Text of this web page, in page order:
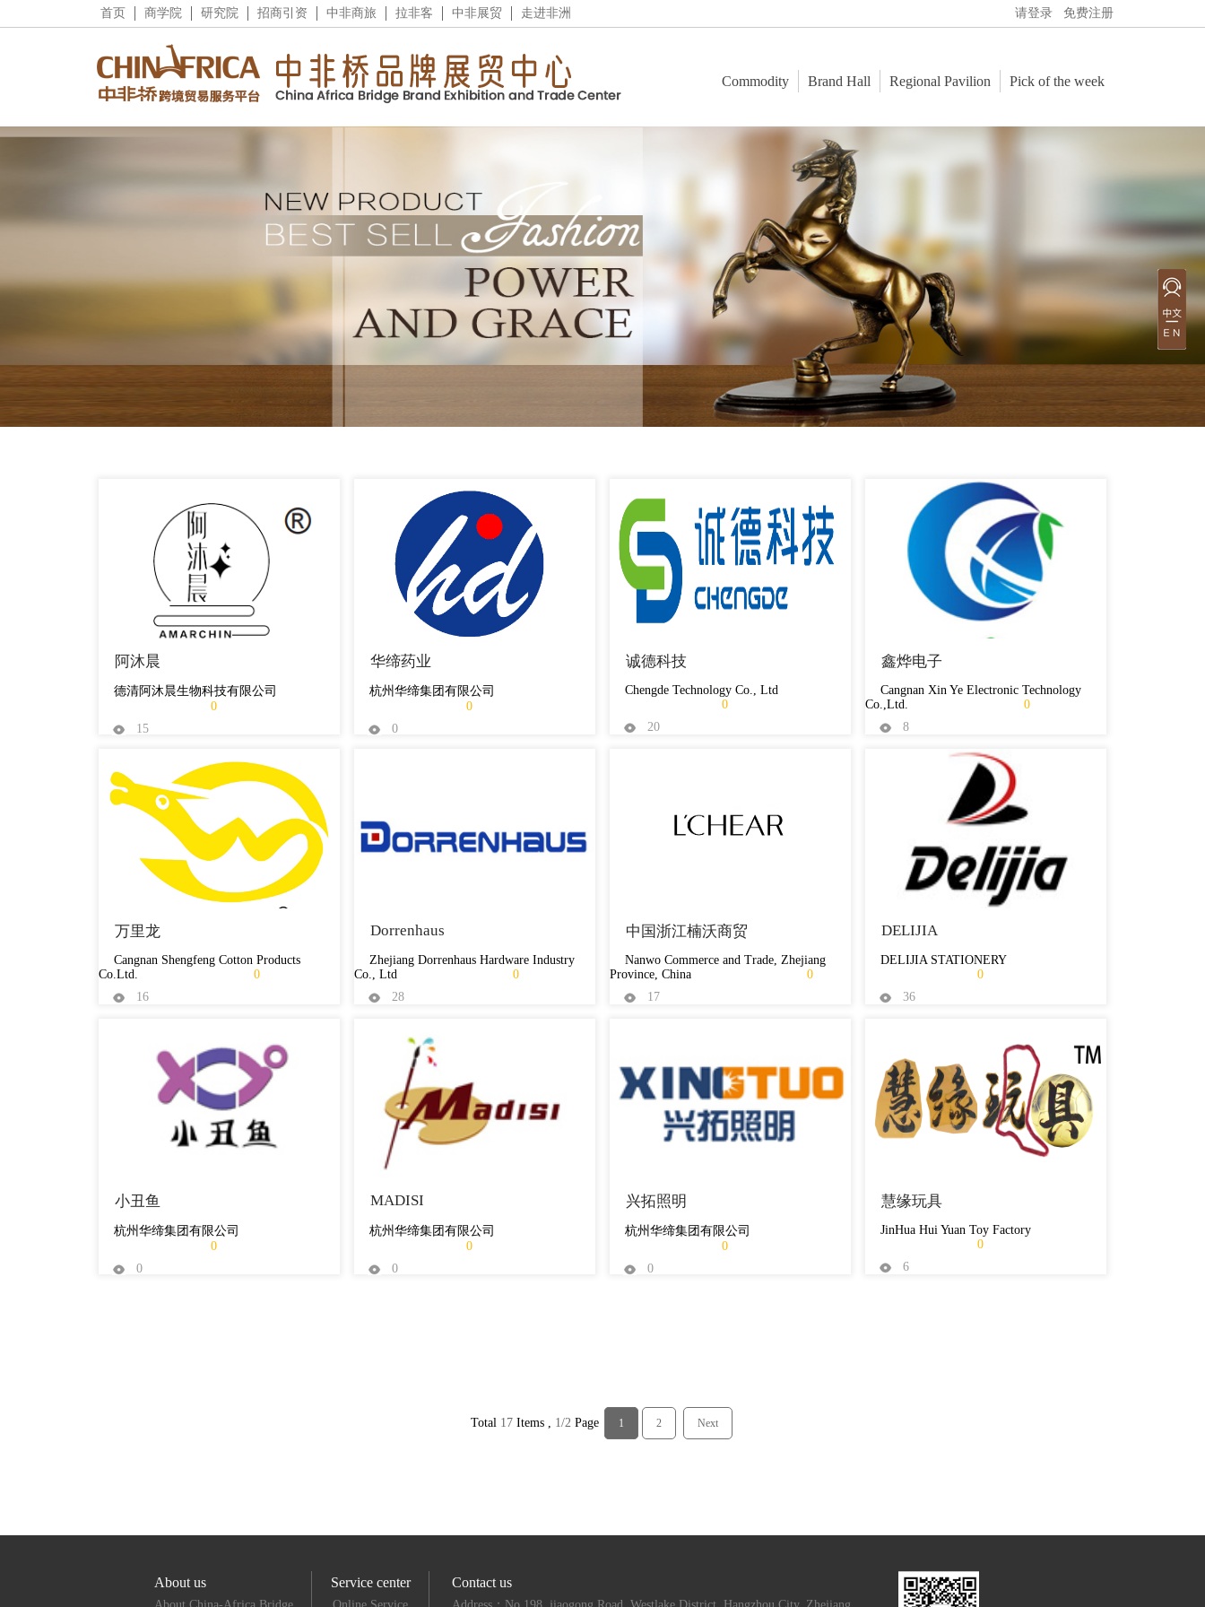
首页 商学院 研究院 招商引资 中非商旅 拉非客 中非展贸 走进非洲 请登录 免费注册
Commodity Brand Hall Regional Pavilion Pick of the week
阿沐晨
德清阿沐晨生物科技有限公司
0
15
华缔药业
杭州华缔集团有限公司
0
0
诚德科技
Chengde Technology Co., Ltd
0
20
鑫烨电子
Cangnan Xin Ye Electronic Technology
Co.,Ltd.
0
8
万里龙
Cangnan Shengfeng Cotton Products
Co.Ltd.
0
16
Dorrenhaus
Zhejiang Dorrenhaus Hardware Industry
Co., Ltd
0
28
中国浙江楠沃商贸
Nanwo Commerce and Trade, Zhejiang
Province, China
0
17
DELIJIA
DELIJIA STATIONERY
0
36
小丑鱼
杭州华缔集团有限公司
0
0
MADISI
杭州华缔集团有限公司
0
0
兴拓照明
杭州华缔集团有限公司
0
0
慧缘玩具
JinHua Hui Yuan Toy Factory
0
6
Total 17 Items , 1/2 Page 1 2 Next
About us Service center Contact us